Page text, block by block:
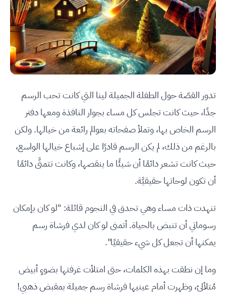
تدور القصّة حول الطفلة الجميلة لينا التي كانت تحب الرسم
جدًا، حيث كانت تجلس كل مساء بجوار النافذة ومعها دفتر
الرسم الخاص بها، وتملأ صفحاته بعوالم رائعة من خيالها. ولكن
بالرغم من ذلك، لم يكن الرسم قادرًا على إشباع خيالها الواسع،
حيث كانت تشعر دائمًا أن شيئًا ما ينقصها، وكانت تتمنَّى دائمًا
أن تكون لوحاتها حقيقيَّة.
تنهدت ذات مساء وهي تحدق في النجوم قائلة: "لو كان بإمكان
رسوماتي أن تنبض بالحياة. أتمنى لو كان لدي فرشاة رسم
يمكنها أن تجعل كل شيء حقيقيًا".
وما إن نطقت بهذه الكلمات، حتى امتلأت غرفتها بضوءٍ أبيض
مُتلألئ، وظهرت أمام عينيها فرشاة رسم جميلة بمقبض ذهبي!